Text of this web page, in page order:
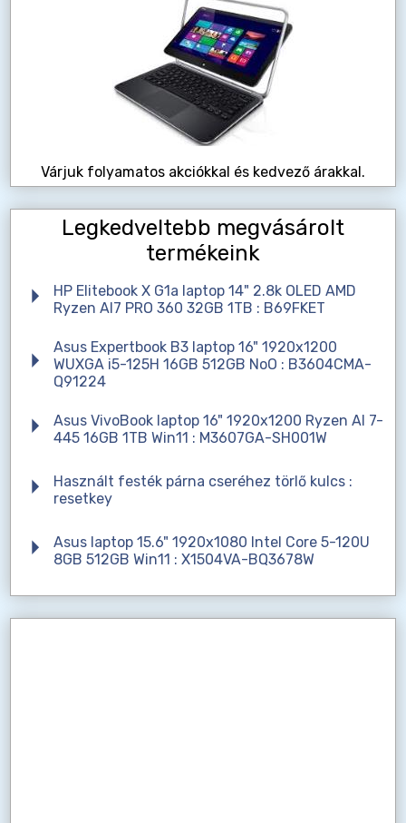
Várjuk folyamatos akciókkal és kedvező árakkal.
Legkedveltebb megvásárolt
termékeink
HP Elitebook X G1a laptop 14" 2.8k OLED AMD
Ryzen AI7 PRO 360 32GB 1TB : B69FKET
Asus Expertbook B3 laptop 16" 1920x1200
WUXGA i5-125H 16GB 512GB NoO : B3604CMA-
Q91224
Asus VivoBook laptop 16" 1920x1200 Ryzen AI 7-
445 16GB 1TB Win11 : M3607GA-SH001W
Használt festék párna cseréhez törlő kulcs :
resetkey
Asus laptop 15.6" 1920x1080 Intel Core 5-120U
8GB 512GB Win11 : X1504VA-BQ3678W